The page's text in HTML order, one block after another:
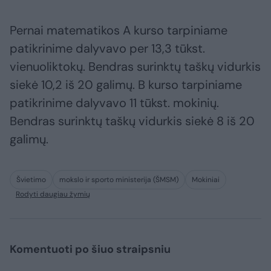
Pernai matematikos A kurso tarpiniame
patikrinime dalyvavo per 13,3 tūkst.
vienuoliktokų. Bendras surinktų taškų vidurkis
siekė 10,2 iš 20 galimų. B kurso tarpiniame
patikrinime dalyvavo 11 tūkst. mokinių.
Bendras surinktų taškų vidurkis siekė 8 iš 20
galimų.
Švietimo mokslo ir sporto ministerija (ŠMSM)
Mokiniai
Rodyti daugiau žymių
Komentuoti po šiuo straipsniu